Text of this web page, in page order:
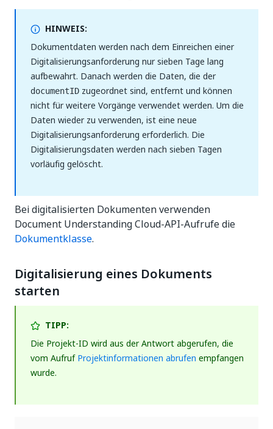
HINWEIS:
Dokumentdaten werden nach dem Einreichen einer
Digitalisierungsanforderung nur sieben Tage lang
aufbewahrt. Danach werden die Daten, die der
documentID zugeordnet sind, entfernt und können
nicht für weitere Vorgänge verwendet werden. Um die
Daten wieder zu verwenden, ist eine neue
Digitalisierungsanforderung erforderlich. Die
Digitalisierungsdaten werden nach sieben Tagen
vorläufig gelöscht.
Bei digitalisierten Dokumenten verwenden
Document Understanding Cloud-API-Aufrufe die
Dokumentklasse.
Digitalisierung eines Dokuments
starten
TIPP:
Die Projekt-ID wird aus der Antwort abgerufen, die
vom AufrufProjektinformationen abrufen empfangen
wurde.